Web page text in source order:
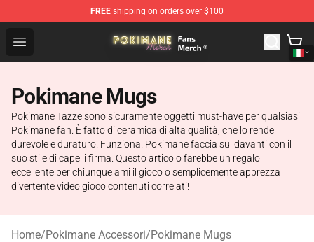
FREE shipping on orders over $100
Open menu
Pokimane Store - Official Pokimane Merchandise Shop
Pokimane Mugs
Pokimane Tazze sono sicuramente oggetti must-have per qualsiasi
Pokimane fan. È fatto di ceramica di alta qualità, che lo rende
durevole e duraturo. Funziona. Pokimane faccia sul davanti con il
suo stile di capelli firma. Questo articolo farebbe un regalo
eccellente per chiunque ami il gioco o semplicemente apprezza
divertente video gioco contenuti correlati!
Home/Pokimane Accessori/Pokimane Mugs